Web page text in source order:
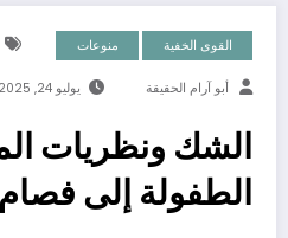
القوى الخفية منوعات
أبو آرام الحقيقة يوليو 24, 2025
الشك ونظريات
الطفولة إلى فصام